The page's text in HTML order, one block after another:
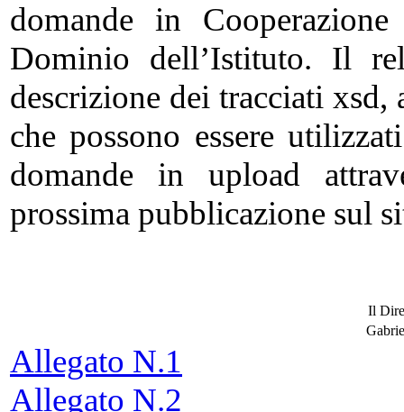
domande in
Dominio dell’Istituto. Il
descrizione dei tracciati xsd,
che possono essere
domande in upload
prossima pubblicazione sul
Il
Allegato N.1
Allegato N.2